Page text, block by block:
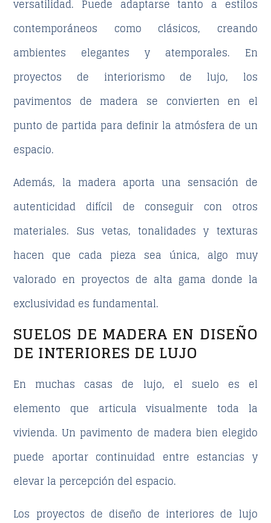
versatilidad. Puede adaptarse tanto a estilos
contemporáneos como clásicos, creando
ambientes elegantes y atemporales. En
proyectos de interiorismo de lujo, los
pavimentos de madera se convierten en el
punto de partida para definir la atmósfera de un
espacio.
Además, la madera aporta una sensación de
autenticidad difícil de conseguir con otros
materiales. Sus vetas, tonalidades y texturas
hacen que cada pieza sea única, algo muy
valorado en proyectos de alta gama donde la
exclusividad es fundamental.
SUELOS DE MADERA EN DISEÑO
DE INTERIORES DE LUJO
En muchas casas de lujo, el suelo es el
elemento que articula visualmente toda la
vivienda. Un pavimento de madera bien elegido
puede aportar continuidad entre estancias y
elevar la percepción del espacio.
Los proyectos de diseño de interiores de lujo